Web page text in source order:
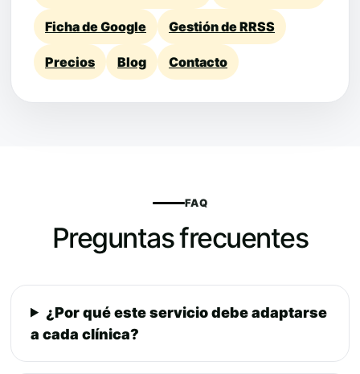
Ficha de Google Gestión de RRSS
Precios Blog Contacto
FAQ
Preguntas frecuentes
¿Por qué este servicio debe adaptarse
a cada clínica?